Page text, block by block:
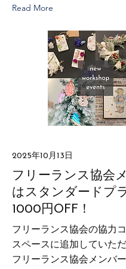
Read More
2025年10月13日
フリーランス協会
はスタンダードプ
1000円OFF！
フリーランス協会の協力
スペースに追加していた
フリーランス協会メンバ